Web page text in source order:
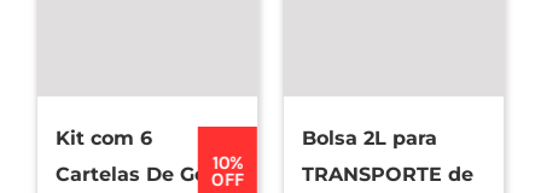
10%
OFF
Kit com 6
Cartelas De Gelo
Bolsa 2L para
TRANSPORTE de